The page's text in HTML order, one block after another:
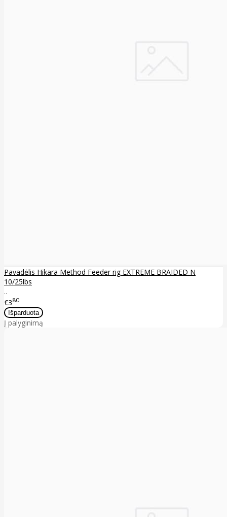
Pavadėlis Hikara Method Feeder rig EXTREME BRAIDED N
10/25lbs
..
€380
Į palyginimą